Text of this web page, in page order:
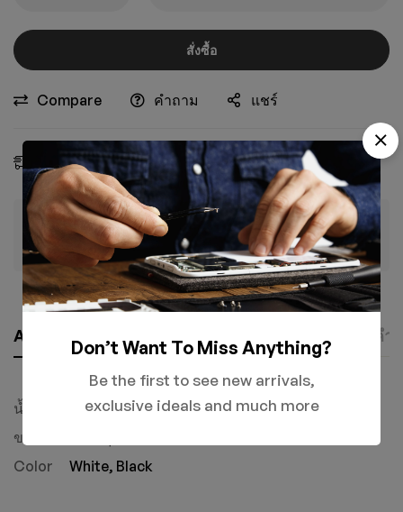
สั่งซื้อ
Compare คำถาม แชร์
การจัดส่งโดยประมาณ: 09 - 16 ส.ค., 2026
รับประกันการชำระเงินที่ปลอดภัย
Additional Information คำ
น้ำหนัก
ไม่ระบุ
ขนาด
Color
White, Black
iphone
Don’t Want To Miss Anything?
Be the first to see new arrivals,
exclusive ideals and much more